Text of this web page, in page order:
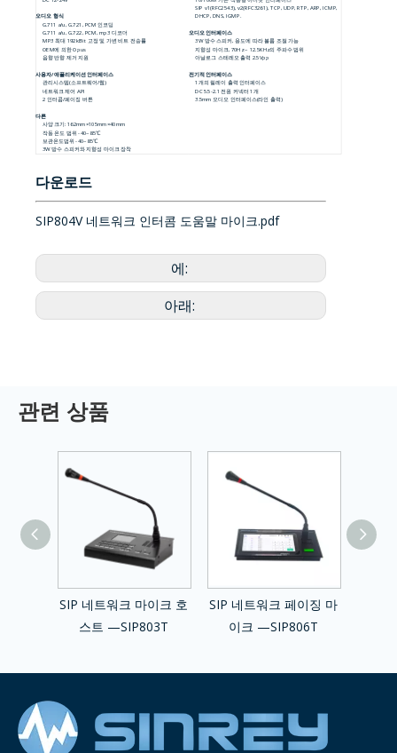
오디오 형식
G.711 a/u, G.721, PCM 인코딩
G.711 a/u, G.722, PCM, mp3 디코더
MP3 최대 192kBit 고정 및 가변 비트 전송률
OEM에 의한 Opus
음향 반향 제거 지원
사용자/애플리케이션 인터페이스
관리시스템(소프트웨어/웹)
네트워크 제어 API
2 인터콤/페이징 버튼
다른
사양 크기: 162mm×105mm×40mm
작동 온도 범위 -40~85℃
보관온도범위 -40~85℃
3W 방수 스피커와 지향성 마이크 장착
SIP v1(RFC2543), v2(RFC3261), TCP, UDP, RTP, ARP, ICMP,
DHCP, DNS, IGMP.
오디오 인터페이스
3W 방수 스피커, 용도에 따라 볼륨 조절 가능
지향성 마이크, 70Hz ~ 12.5KHz의 주파수 범위
아날로그 스테레오 출력 2.5Vpp
전기적 인터페이스
1개의 릴레이 출력 인터페이스
DC 5.5-2.1 전원 커넥터 1개
3.5mm 오디오 인터페이스(라인 출력)
다운로드
SIP804V 네트워크 인터콤 도움말 마이크.pdf
에:
아래:
관련 상품
SIP 네트워크 마이크 호
스트 —SIP803T
SIP 네트워크 페이징 마
이크 —SIP806T